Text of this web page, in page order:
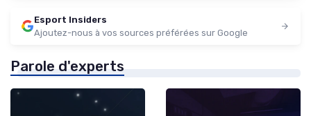
Esport Insiders
Ajoutez-nous à vos sources préférées sur Google
Parole d'experts